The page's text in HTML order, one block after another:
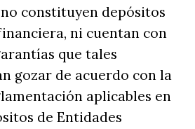
no constituyen depósitos
ni cuentan con
que tales
gozar de acuerdo con la
aplicables en
de Entidades